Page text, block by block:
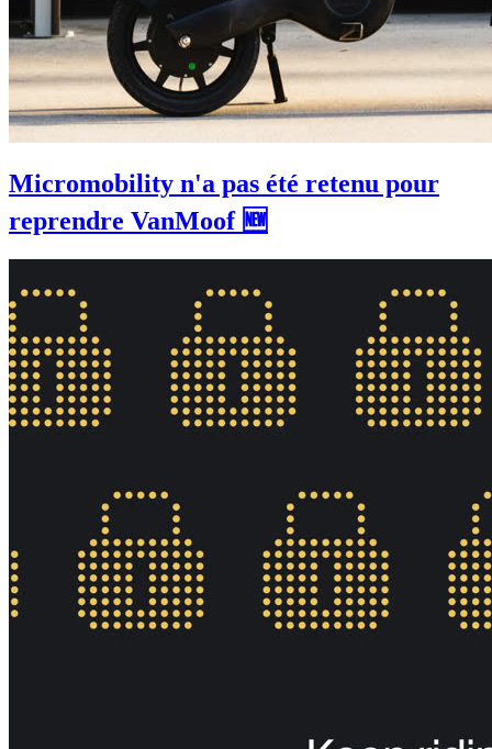
Micromobility n'a pas été retenu pour
reprendre VanMoof 🆕